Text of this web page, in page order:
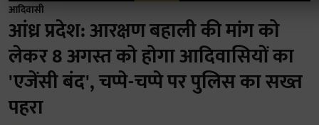
आदिवासी
आंध्र प्रदेश: आरक्षण बहाली की मांग को
लेकर 8 अगस्त को होगा आदिवासियों का
'एजेंसी बंद', चप्पे-चप्पे पर पुलिस का सख्त
पहरा